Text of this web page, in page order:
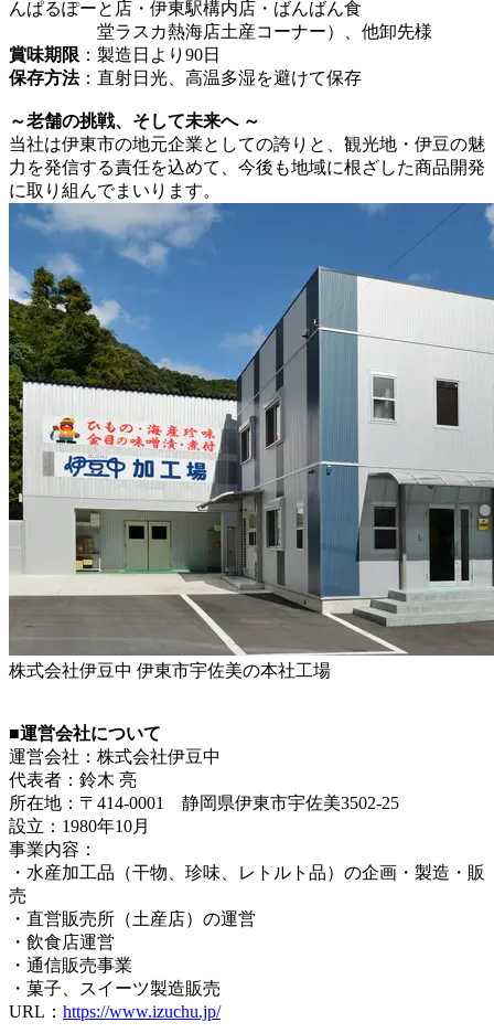
んぱるぽーと店・伊東駅構内店・ばんばん食
堂ラスカ熱海店土産コーナー）、他卸先様
賞味期限 ：製造日より90日
保存方法：直射日光、高温多湿を避けて保存
～老舗の挑戦、そして未来へ ～
当社は伊東市の地元企業としての誇りと、観光地・伊豆の魅
力を発信する責任を込めて、今後も地域に根ざした商品開発
に取り組んでまいります。
株式会社伊豆中 伊東市宇佐美の本社工場
■運営会社について
運営会社：株式会社伊豆中
代表者：鈴木 亮
所在地：〒414-0001 静岡県伊東市宇佐美3502-25
設立：1980年10月
事業内容：
・水産加工品（干物、珍味、レトルト品）の企画・製造・販
売
・直営販売所（土産店）の運営
・飲食店運営
・通信販売事業
・菓子、スイーツ製造販売
URL： https://www.izuchu.jp/